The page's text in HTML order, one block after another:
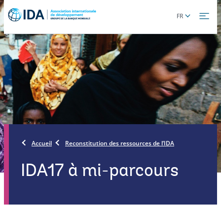
Skip
main
content
Global
toggler
FR
Accueil Reconstitution des ressources de l’IDA
IDA17 à mi-parcours